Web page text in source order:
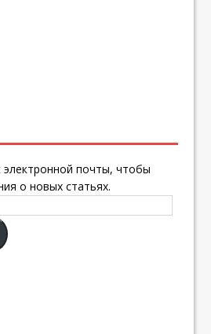
электронной почты, чтобы
о новых статьях.